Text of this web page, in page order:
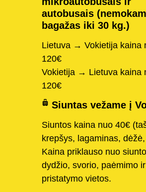
autobusais
bagažas iki 30 kg.)
Lietuva → Vokietija kaina
120€
Vokietija → Lietuva kaina
120€
Siuntas vežame į
Siuntos kaina nuo 40€
krepšys, lagaminas,
Kaina priklauso nuo
dydžio, svorio, paėmimo ir
pristatymo vietos.